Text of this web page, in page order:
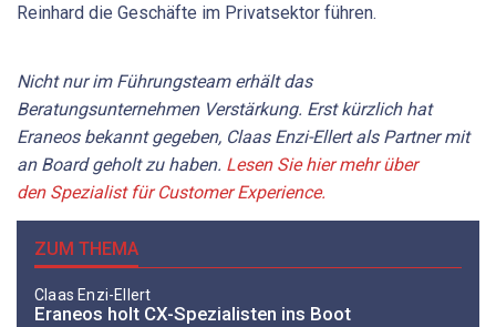
Reinhard die Geschäfte im Privatsektor führen.
Nicht nur im Führungsteam erhält das
Beratungsunternehmen Verstärkung. Erst kürzlich hat
Eraneos bekannt gegeben, Claas Enzi-Ellert als Partner mit
an Board geholt zu haben. Lesen Sie hier mehr über
den Spezialist für Customer Experience.
ZUM THEMA
Claas Enzi-Ellert
Eraneos holt CX-Spezialisten ins Boot